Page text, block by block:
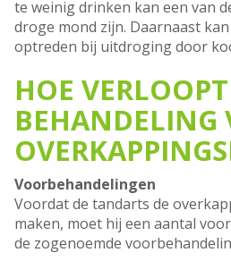
te weinig drinken kan een van
droge mond zijn. Daarnaast
optreden bij uitdroging door
HOE
BEHANDELING
Voorbehandelingen
Voordat de tandarts de
maken, moet hij een aantal
de zogenoemde